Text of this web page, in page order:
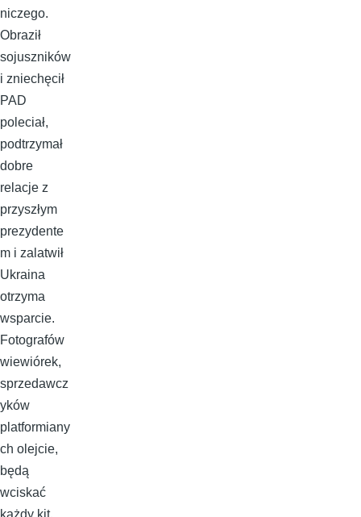
niczego.
Obraził
sojuszników
i zniechęcił
PAD
poleciał,
podtrzymał
dobre
relacje z
przyszłym
prezydente
m i zalatwił
Ukraina
otrzyma
wsparcie.
Fotografów
wiewiórek,
sprzedawcz
yków
platformiany
ch olejcie,
będą
wciskać